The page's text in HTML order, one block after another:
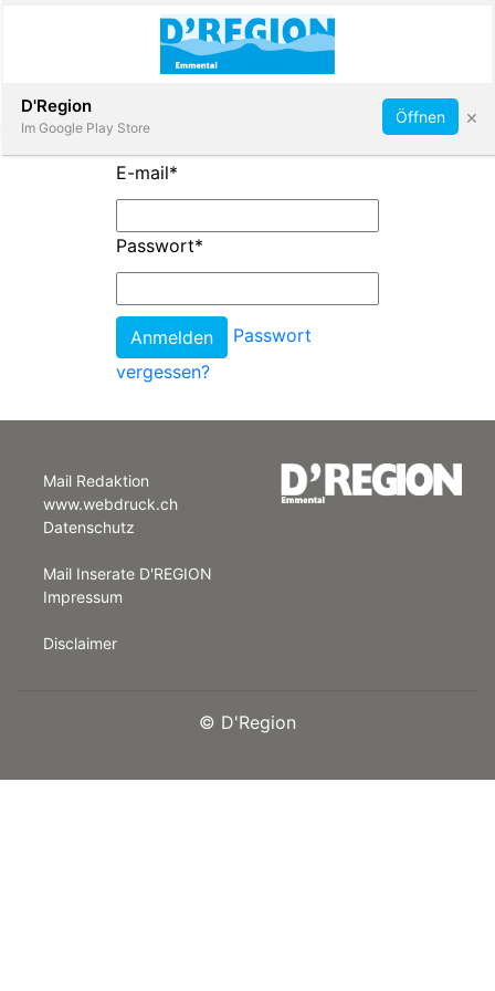
App
Abonnieren
E-mail*
Passwort*
Passwort
vergessen?
Mail Redaktion
www.webdruck.ch
Datenschutz
Mail Inserate D'REGION
Impressum
Disclaimer
© D'Region
D'Region
Im Google Play Store
Öffnen ×